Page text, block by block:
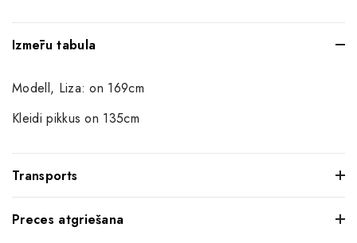
Izmēru tabula
Modell, Liza: on 169cm
Kleidi pikkus on 135cm
Transports
Preces atgriešana